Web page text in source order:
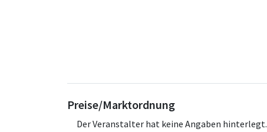
Preise/Marktordnung
Der Veranstalter hat keine Angaben hinterlegt.